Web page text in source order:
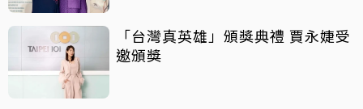
「台灣真英雄」頒獎典禮 賈永婕受
邀頒獎